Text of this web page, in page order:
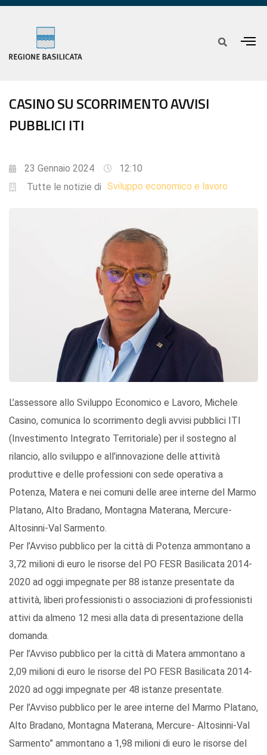
CASINO SU SCORRIMENTO AVVISI
PUBBLICI ITI
23 Gennaio 2024
12:10
Tutte le notizie di Sviluppo economico e lavoro
L’assessore allo Sviluppo Economico e Lavoro, Michele
Casino, comunica lo scorrimento degli avvisi pubblici ITI
(Investimento Integrato Territoriale) per il sostegno al
rilancio, allo sviluppo e all’innovazione delle attività
produttive e delle professioni con sede operativa a
Potenza, Matera e nei comuni delle aree interne del Marmo
Platano, Alto Bradano, Montagna Materana, Mercure-
Altosinni-Val Sarmento.
Per l’Avviso pubblico per la città di Potenza ammontano a
3,72 milioni di euro le risorse del PO FESR Basilicata 2014-
2020 ad oggi impegnate per 88 istanze presentate da
attività, liberi professionisti o associazioni di professionisti
attivi da almeno 12 mesi alla data di presentazione della
domanda.
Per l’Avviso pubblico per la città di Matera ammontano a
2,09 milioni di euro le risorse del PO FESR Basilicata 2014-
2020 ad oggi impegnate per 48 istanze presentate.
Per l’Avviso pubblico per le aree interne del Marmo Platano,
Alto Bradano, Montagna Materana, Mercure- Altosinni-Val
Sarmento” ammontano a 1,98 milioni di euro le risorse del